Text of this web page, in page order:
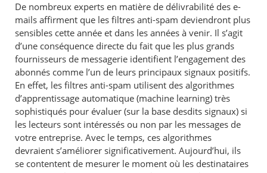
De nombreux experts en matière de délivrabilité des e-
mails affirment que les filtres anti-spam deviendront plus
sensibles cette année et dans les années à venir. Il s’agit
d’une conséquence directe du fait que les plus grands
fournisseurs de messagerie identifient l’engagement des
abonnés comme l’un de leurs principaux signaux positifs.
En effet, les filtres anti-spam utilisent des algorithmes
d’apprentissage automatique (machine learning) très
sophistiqués pour évaluer (sur la base desdits signaux) si
les lecteurs sont intéressés ou non par les messages de
votre entreprise. Avec le temps, ces algorithmes
devraient s’améliorer significativement. Aujourd’hui, ils
se contentent de mesurer le moment où les destinataires